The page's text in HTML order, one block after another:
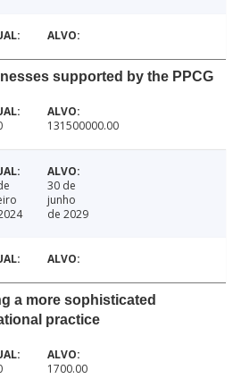
supported by the PPCG
131500000.00
30 de
junho
de 2029
a more sophisticated
practice
1700.00